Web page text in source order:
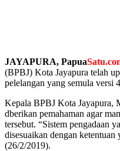
JAYAPURA, Papua
(BPBJ) Kota Jayapura telah
pelelangan yang semula versi
Kepala BPBJ Kota Jayapura,
dberikan pemahaman agar
tersebut. “Sistem pengadaan
disesuaikan dengan ketentuan
(26/2/2019).